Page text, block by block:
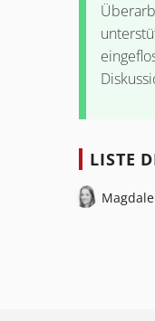
LISTE